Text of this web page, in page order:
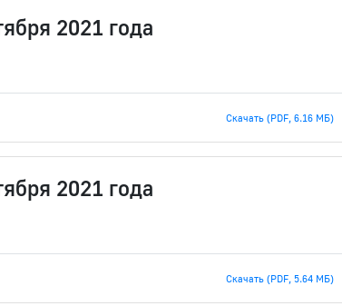
2021 года
Скачать (PDF, 6.16 МБ)
2021 года
Скачать (PDF, 5.64 МБ)